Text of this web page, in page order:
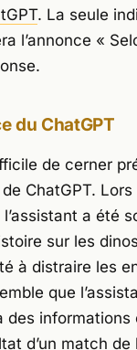
. La seule
l’annonce «
du ChatGPT
de cerner
ChatGPT. Lors
a été
sur les
à distraire les
que
des informations
d’un match